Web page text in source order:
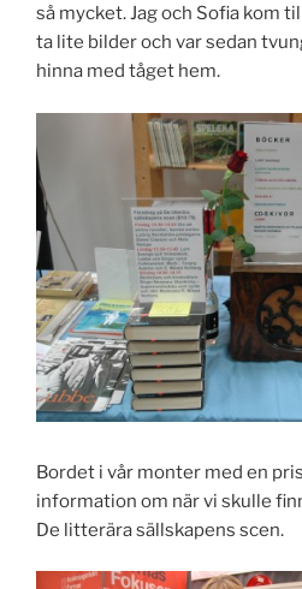
så mycket. Jag och Sofia kom
ta lite bilder och var sedan
hinna med tåget hem.
Bordet i vår monter med en
information om när vi skulle
De litterära sällskapens scen.